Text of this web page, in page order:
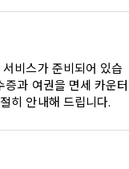
비스가 준비되어 있습
과 여권을 면세 카운터
히 안내해 드립니다.